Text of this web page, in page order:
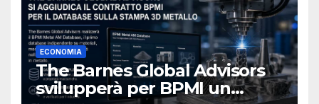
ECONOMIA
The Barnes Global Advisors
svilupperà per BPMI un